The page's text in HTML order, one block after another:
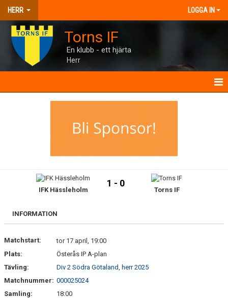
HERR LOGGA IN
Torns IF
En klubb - ett hjärta
Herr
BILDGALLERI
IFK Hässleholm
1 - 0
Torns IF
INFORMATION
Matchstart:
tor 17 april, 19:00
Plats:
Österås IP A-plan
Tävling:
Div 2 Södra Götaland, herr 2025
Matchnummer: 000025024
Samling:
18:00